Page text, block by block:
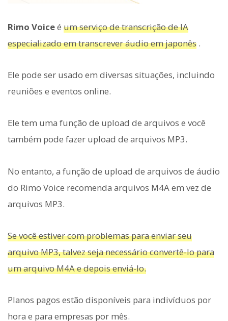
Rimo Voiceé um serviço de transcrição de IA
especializado em transcrever áudio em japonês .
Ele pode ser usado em diversas situações, incluindo
reuniões e eventos online.
Ele tem uma função de upload de arquivos e você
também pode fazer upload de arquivos MP3.
No entanto, a função de upload de arquivos de áudio
do Rimo Voice recomenda arquivos M4A em vez de
arquivos MP3.
Se você estiver com problemas para enviar seu
arquivo MP3, talvez seja necessário convertê-lo para
um arquivo M4A e depois enviá-lo.
Planos pagos estão disponíveis para indivíduos por
hora e para empresas por mês.